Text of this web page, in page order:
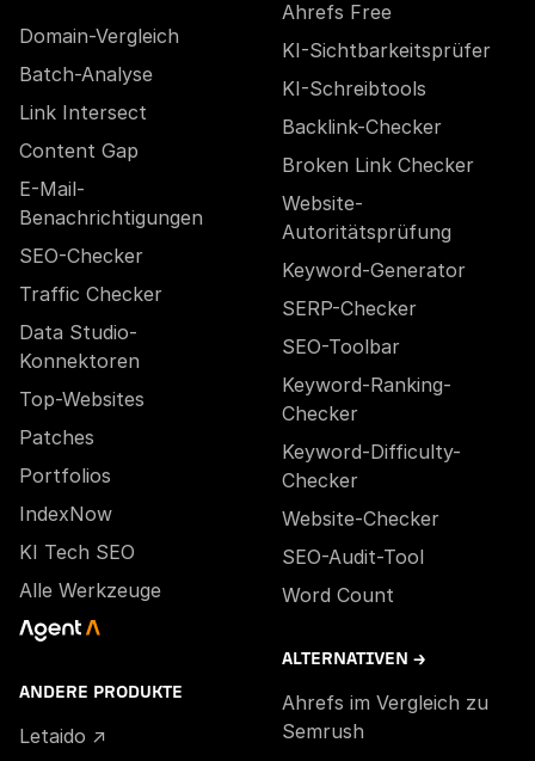
Domain-Vergleich
Batch-Analyse
Link Intersect
Content Gap
E-Mail-
Benachrichtigungen
SEO-Checker
Traffic Checker
Data Studio-
Konnektoren
Top-Websites
Patches
Portfolios
IndexNow
KI Tech SEO
Alle Werkzeuge
ANDERE PRODUKTE
Letaido ↗
Ahrefs Free
KI-Sichtbarkeitsprüfer
KI-Schreibtools
Backlink-Checker
Broken Link Checker
Website-
Autoritätsprüfung
Keyword-Generator
SERP-Checker
SEO-Toolbar
Keyword-Ranking-
Checker
Keyword-Difficulty-
Checker
Website-Checker
SEO-Audit-Tool
Word Count
ALTERNATIVEN →
Ahrefs im Vergleich zu
Semrush